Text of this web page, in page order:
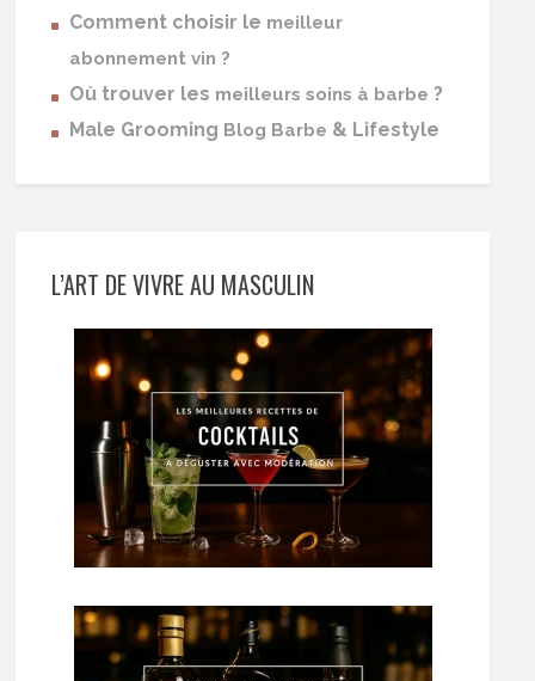
Comment choisir le meilleur
abonnement vin ?
Où trouver les meilleurs soins à barbe ?
Male Grooming Blog Barbe & Lifestyle
L’ART DE VIVRE AU MASCULIN